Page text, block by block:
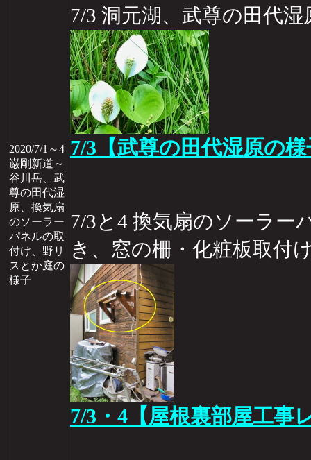
2020/7/1～4
巌剛新道～
谷川岳、武
尊の田代湿
原、換気扇
のソーラー
パネルの取
付け、野リ
スとか庭の
様子
7/3 洞元湖、武尊の田代湿
7/3【武尊の田代湿原の
7/3と4 換気扇のソーラー
き、窓の柵・化粧板取付
7/3・4【屋根裏部屋工事